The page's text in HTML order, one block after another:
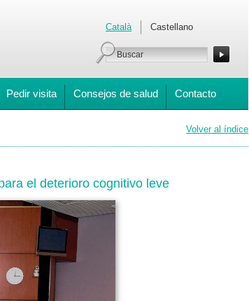
Català Castellano
Pedir visita Consejos de salud Contacto
Volver al índice
el deterioro cognitivo leve